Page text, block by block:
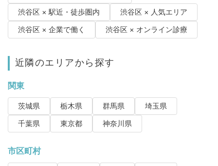
渋谷区 × 駅近・徒歩圏内
渋谷区 × 人気エリア
渋谷区 × 企業で働く
渋谷区 × オンライン診療
近隣のエリアから探す
関東
茨城県 栃木県 群馬県
埼玉県
千葉県
東京都 神奈川県
市区町村